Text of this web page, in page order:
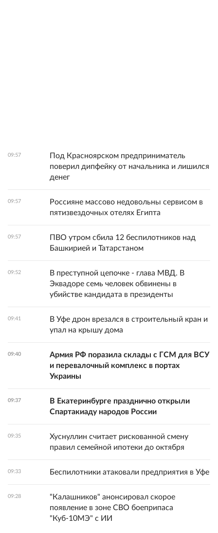
09:57
Под Красноярском предприниматель
поверил дипфейку от начальника и лишился
денег
09:57
Россияне массово недовольны сервисом в
пятизвездочных отелях Египта
09:57
ПВО утром сбила 12 беспилотников над
Башкирией и Татарстаном
09:52
В преступной цепочке - глава МВД. В
Эквадоре семь человек обвинены в
убийстве кандидата в президенты
09:41
В Уфе дрон врезался в строительный кран и
упал на крышу дома
09:40
Армия РФ поразила склады с ГСМ для ВСУ
и перевалочный комплекс в портах
Украины
09:37
В Екатеринбурге празднично открыли
Спартакиаду народов России
09:35
Хуснуллин считает рискованной смену
правил семейной ипотеки до октября
09:33 Беспилотники атаковали предприятия в Уфе
09:28
"Калашников" анонсировал скорое
появление в зоне СВО боеприпаса
"Куб-10МЭ" с ИИ